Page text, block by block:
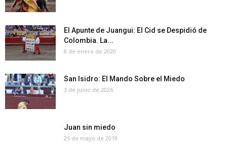
El Apunte de Juangui: El Cid se Despidió de
Colombia. La...
8 de enero de 2020
San Isidro: El Mando Sobre el Miedo
3 de junio de 2026
Juan sin miedo
25 de mayo de 2019